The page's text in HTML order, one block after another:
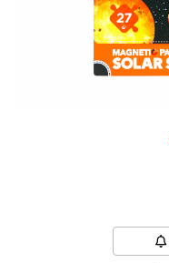
Jucarii dentitie
Jucarii Senzoriale
Teatru de papusi
Tempera și acuarele